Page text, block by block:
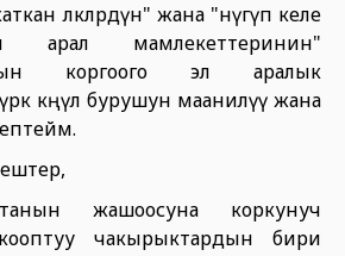
өлкөлөрдүн" жана "өнүгүп келе
арал мамлекеттеринин"
коргоого эл аралык
көңүл бурушун маанилүү жана
жашоосуна коркунуч
чакырыктардын бири